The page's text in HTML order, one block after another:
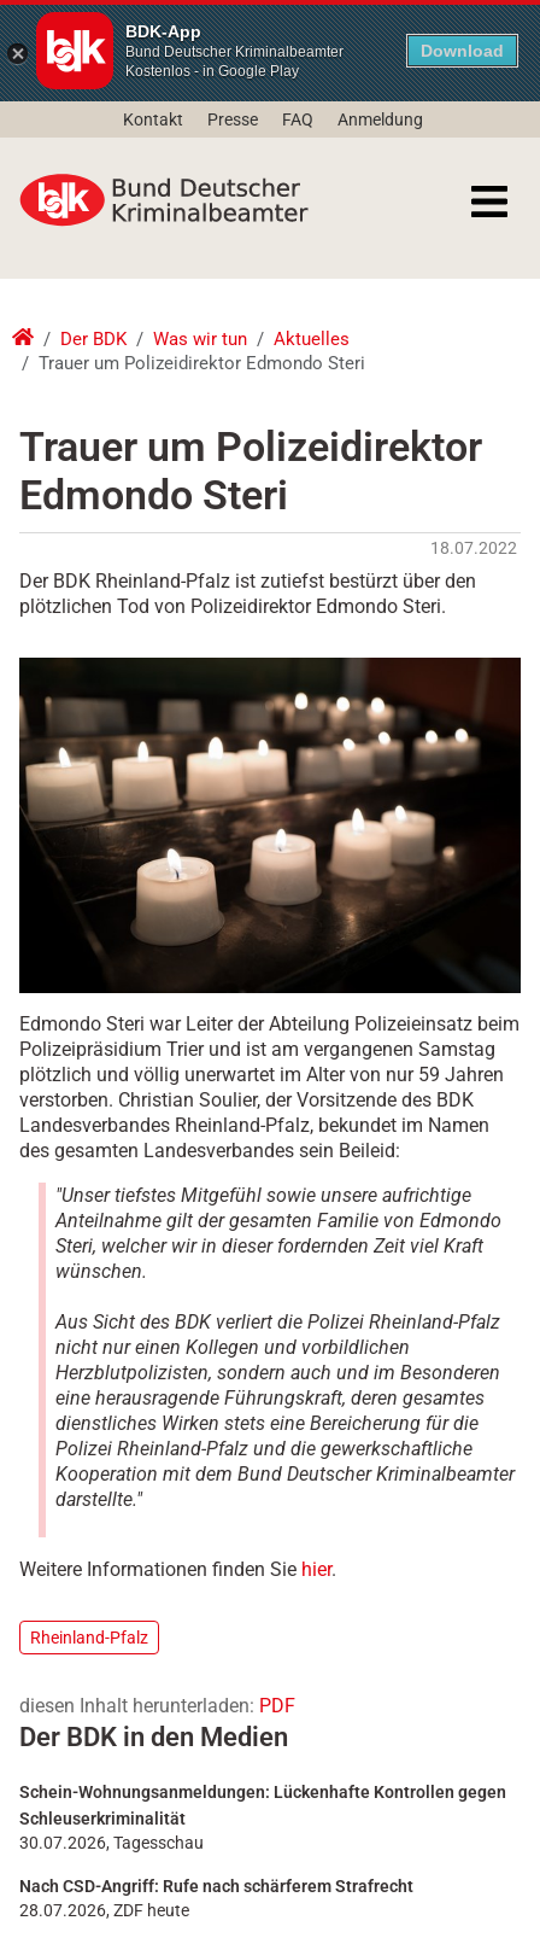
BDK-App
Bund Deutscher Kriminalbeamter
Kostenlos - in Google Play
Download
Kontakt Presse FAQ Anmeldung
Der BDK Was wir tun
Aktuelles
Trauer um Polizeidirektor Edmondo Steri
Trauer um Polizeidirektor
Edmondo Steri
18.07.2022
Der BDK Rheinland-Pfalz ist zutiefst bestürzt über den
plötzlichen Tod von Polizeidirektor Edmondo Steri.
Edmondo Steri war Leiter der Abteilung Polizeieinsatz beim
Polizeipräsidium Trier und ist am vergangenen Samstag
plötzlich und völlig unerwartet im Alter von nur 59 Jahren
verstorben. Christian Soulier, der Vorsitzende des BDK
Landesverbandes Rheinland-Pfalz, bekundet im Namen
des gesamten Landesverbandes sein Beileid:
"Unser tiefstes Mitgefühl sowie unsere aufrichtige
Anteilnahme gilt der gesamten Familie von Edmondo
Steri, welcher wir in dieser fordernden Zeit viel Kraft
wünschen.
Aus Sicht des BDK verliert die Polizei Rheinland-Pfalz
nicht nur einen Kollegen und vorbildlichen
Herzblutpolizisten, sondern auch und im Besonderen
eine herausragende Führungskraft, deren gesamtes
dienstliches Wirken stets eine Bereicherung für die
Polizei Rheinland-Pfalz und die gewerkschaftliche
Kooperation mit dem Bund Deutscher Kriminalbeamter
darstellte."
Weitere Informationen finden Sie hier.
Rheinland-Pfalz
diesen Inhalt herunterladen: PDF
Der BDK in den Medien
Schein-Wohnungsanmeldungen: Lückenhafte Kontrollen gegen
Schleuserkriminalität
30.07.2026, Tagesschau
Nach CSD-Angriff: Rufe nach schärferem Strafrecht
28.07.2026, ZDF heute